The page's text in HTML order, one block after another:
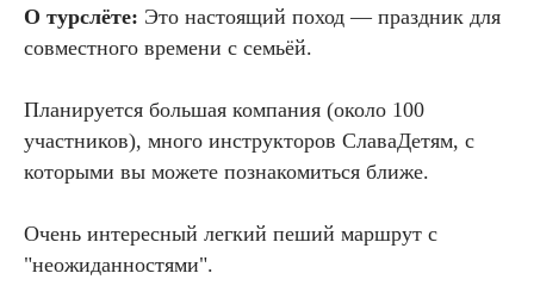
О турслёте: Это настоящий поход — праздник для
совместного времени с семьёй.
Планируется большая компания (около 100
участников), много инструкторов СлаваДетям, с
которыми вы можете познакомиться ближе.
Очень интересный легкий пеший маршрут с
"неожиданностями".